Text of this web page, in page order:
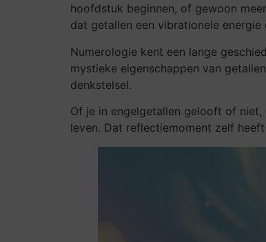
hoofdstuk beginnen, of gewoon
dat getallen een vibrationele
Numerologie kent een lange
mystieke eigenschappen van
denkstelsel.
Of je in engelgetallen gelooft of
leven. Dat reflectiemoment zelf